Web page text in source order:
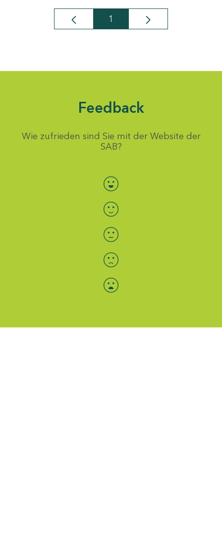
Seite
1
Feedback
Wie zufrieden sind Sie mit der Website der
SAB?
Bewertung auswählen